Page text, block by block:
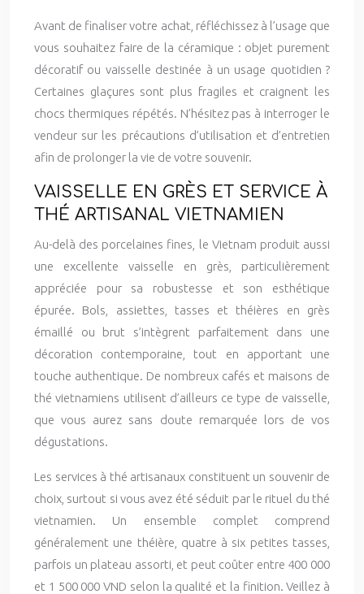
Avant de finaliser votre achat, réfléchissez à l’usage que
vous souhaitez faire de la céramique : objet purement
décoratif ou vaisselle destinée à un usage quotidien ?
Certaines glaçures sont plus fragiles et craignent les
chocs thermiques répétés. N’hésitez pas à interroger le
vendeur sur les précautions d’utilisation et d’entretien
afin de prolonger la vie de votre souvenir.
VAISSELLE EN GRÈS ET SERVICE À
THÉ ARTISANAL VIETNAMIEN
Au-delà des porcelaines fines, le Vietnam produit aussi
une excellente vaisselle en grès, particulièrement
appréciée pour sa robustesse et son esthétique
épurée. Bols, assiettes, tasses et théières en grès
émaillé ou brut s’intègrent parfaitement dans une
décoration contemporaine, tout en apportant une
touche authentique. De nombreux cafés et maisons de
thé vietnamiens utilisent d’ailleurs ce type de vaisselle,
que vous aurez sans doute remarquée lors de vos
dégustations.
Les services à thé artisanaux constituent un souvenir de
choix, surtout si vous avez été séduit par le rituel du thé
vietnamien. Un ensemble complet comprend
généralement une théière, quatre à six petites tasses,
parfois un plateau assorti, et peut coûter entre 400 000
et 1 500 000 VND selon la qualité et la finition. Veillez à